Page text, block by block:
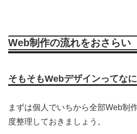
Web制作の流れをおさらい
そもそもWebデザインってな
まずは個人でいちから全部Web制
度整理しておきましょう。